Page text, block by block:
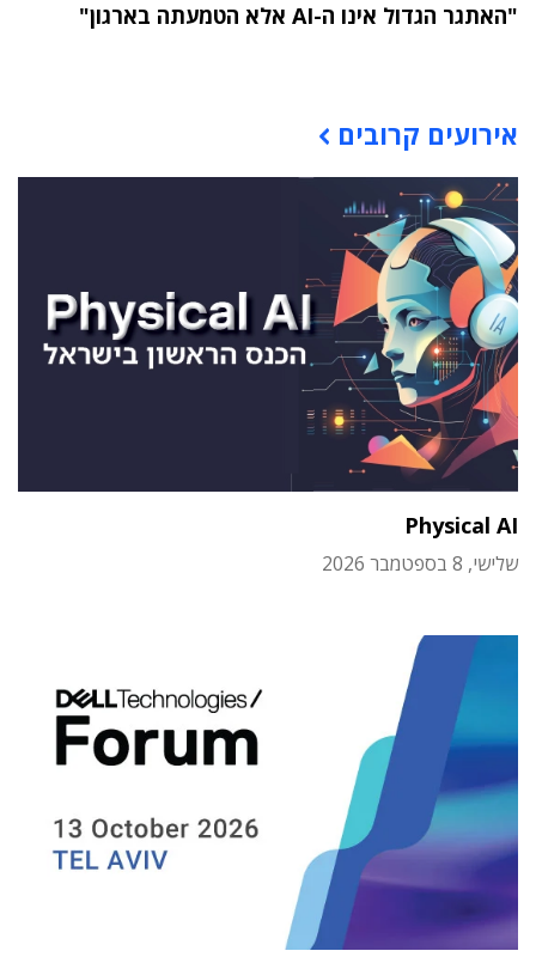
"האתגר הגדול אינו ה-AI אלא הטמעתה בארגון"
אירועים קרובים
Physical AI
שלישי, 8 בספטמבר 2026